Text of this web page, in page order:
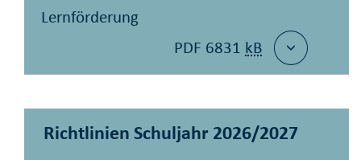
Lernförderung
PDF 6831 kB
Richtlinien Schuljahr 2026/2027